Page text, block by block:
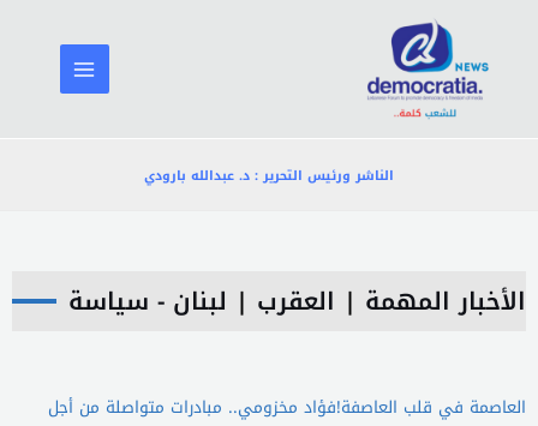
المحتوى
الناشر ورئيس التحرير : د. عبدالله بارودي
الأخبار المهمة | العقرب | لبنان - سياسة
العاصمة في قلب العاصفة!فؤاد مخزومي.. مبادرات متواصلة من أجل